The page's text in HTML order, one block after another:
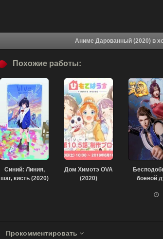
Аниме
Похожие работы:
Синий: Линия,
шаг, кисть (2020)
Дом Химотэ OVA
(2020)
боевой
Прокомментировать